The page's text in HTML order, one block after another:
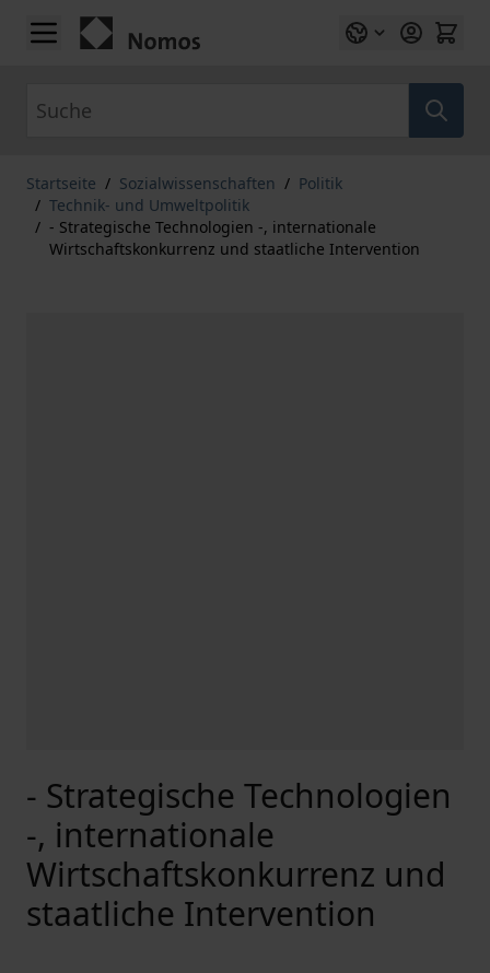
Zum Inhalt springen
Startseite / Sozialwissenschaften / Politik
/ Technik- und Umweltpolitik
/ - Strategische Technologien -, internationale
Wirtschaftskonkurrenz und staatliche Intervention
- Strategische Technologien
-, internationale
Wirtschaftskonkurrenz und
staatliche Intervention